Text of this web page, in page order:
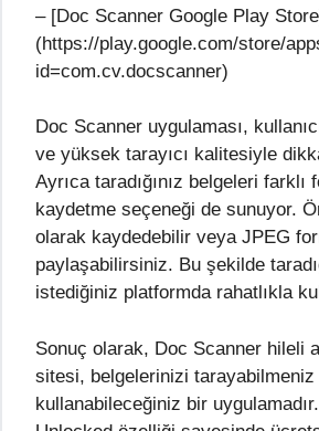
– [Doc Scanner Google Play
(https://play.google.com/store/
id=com.cv.docscanner)
Doc Scanner uygulaması,
ve yüksek tarayıcı kalitesiyle
Ayrıca taradığınız belgeleri farklı
kaydetme seçeneği de sunuyor.
olarak kaydedebilir veya JPEG
paylaşabilirsiniz. Bu şekilde
istediğiniz platformda rahatlıkla
Sonuç olarak, Doc Scanner hileli
sitesi, belgelerinizi
kullanabileceğiniz bir